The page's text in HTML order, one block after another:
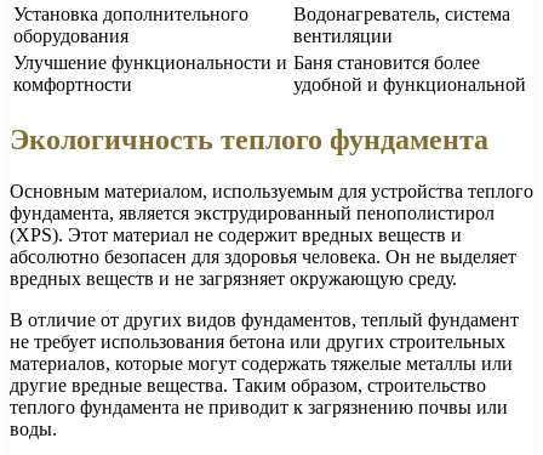
Установка дополнительного
оборудования
Водонагреватель, система
вентиляции
Улучшение функциональности и
комфортности
Баня становится более
удобной и функциональной
Экологичность теплого фундамента
Основным материалом, используемым для устройства теплого
фундамента, является экструдированный пенополистирол
(XPS). Этот материал не содержит вредных веществ и
абсолютно безопасен для здоровья человека. Он не выделяет
вредных веществ и не загрязняет окружающую среду.
В отличие от других видов фундаментов, теплый фундамент
не требует использования бетона или других строительных
материалов, которые могут содержать тяжелые металлы или
другие вредные вещества. Таким образом, строительство
теплого фундамента не приводит к загрязнению почвы или
воды.